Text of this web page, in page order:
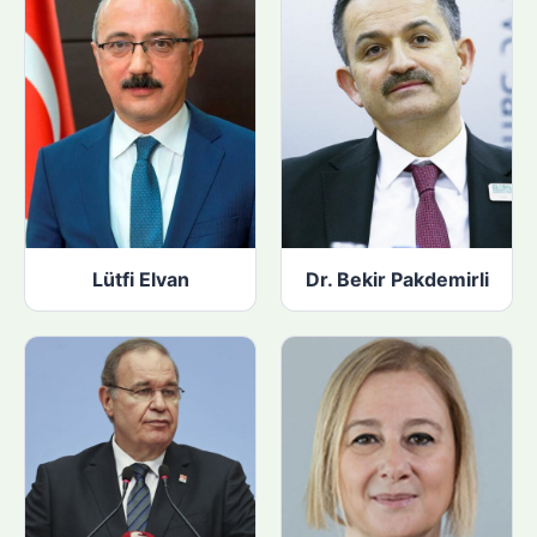
Lütfi Elvan Dr. Bekir Pakdemirli